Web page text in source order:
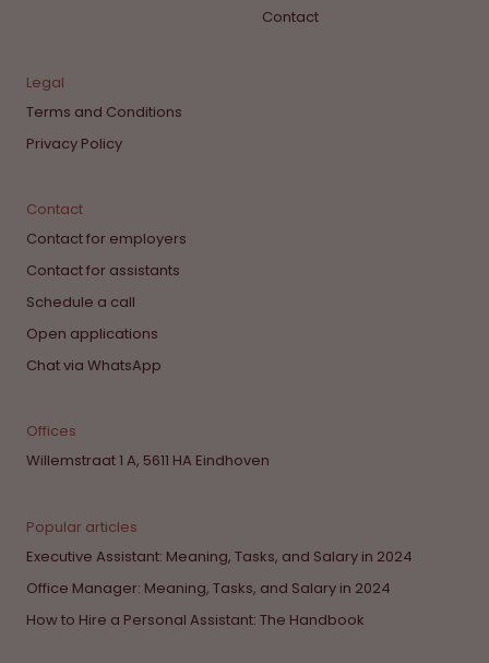
Contact
Legal
Terms and Conditions
Privacy Policy
Contact
Contact for employers
Contact for assistants
Schedule a call
Open applications
Chat via WhatsApp
Offices
Willemstraat 1 A, 5611 HA Eindhoven
Popular articles
Executive Assistant: Meaning, Tasks, and Salary in 2024
Office Manager: Meaning, Tasks, and Salary in 2024
How to Hire a Personal Assistant: The Handbook